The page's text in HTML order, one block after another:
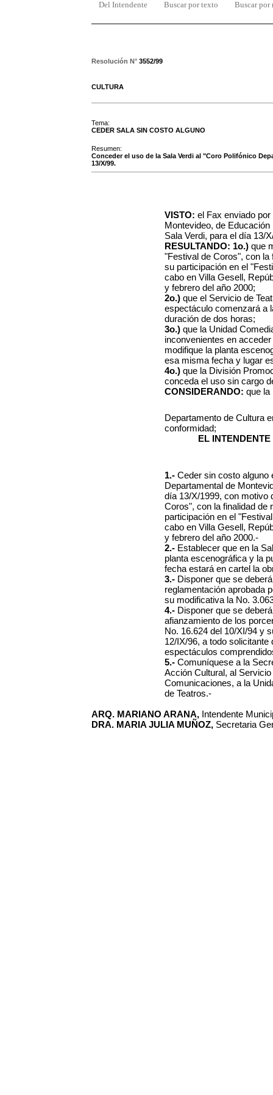
Del Intendente Buscar por texto Buscar por
Resolución N° 3552/99
CULTURA
Tema:
CEDER SALA SIN COSTO ALGUNO
Resumen:
Conceder el uso de la Sala Verdi al "Coro Polifónico
13/X/99.
VISTO: el Fax enviado
Montevideo, de
Sala Verdi, para el día 13/
RESULTANDO: 1o.) que
"Festival de Coros", con la
su participación en el
cabo en Villa Gesell,
y febrero del año 2000;
2o.) que el Servicio de
espectáculo comenzará a
duración de dos horas;
3o.) que la Unidad
inconvenientes en
modifique la planta
esa misma fecha y lugar
4o.) que la División
conceda el uso sin cargo
CONSIDERANDO: que la
Departamento de Cultura
conformidad;
EL
1.- Ceder sin costo alguno
Departamental de
día 13/X/1999, con motivo
Coros", con la finalidad de
participación en el
cabo en Villa Gesell,
y febrero del año 2000.-
2.- Establecer que en la
planta escenográfica y la
fecha estará en cartel la
3.- Disponer que se
reglamentación aprobada
su modificativa la No.
4.- Disponer que se
afianzamiento de los
No. 16.624 del 10/XI/94 y
12/IX/96, a todo
espectáculos
5.- Comuníquese a la
Acción Cultural, al
Comunicaciones, a la
de Teatros.-
ARQ. MARIANO ARANA, Intendente
DRA. MARIA JULIA MUÑOZ, Secretaria